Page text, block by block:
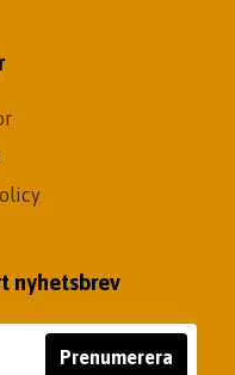
nyhetsbrev
Prenumerera